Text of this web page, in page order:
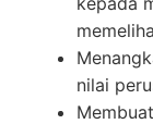
nilai